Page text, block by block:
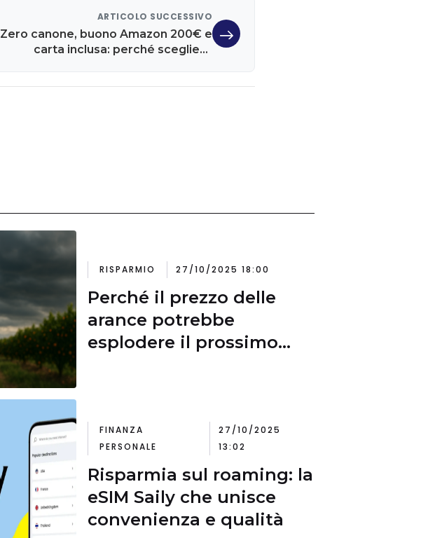
ARTICOLO SUCCESSIVO
Zero canone, buono Amazon 200€ e
carta inclusa: perché scegliere
RISPARMIO 27/10/2025 18:00
Perché il prezzo delle
arance potrebbe
esplodere il prossimo
FINANZA
PERSONALE
27/10/2025
13:02
Risparmia sul roaming: la
eSIM Saily che unisce
convenienza e qualità